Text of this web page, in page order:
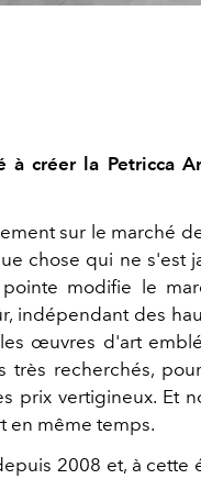
créer la Petricca
sur le marché
chose qui ne s'est
modifie le
indépendant des
œuvres d'art
très recherchés,
prix vertigineux. Et
en même temps.
2008 et, à cette